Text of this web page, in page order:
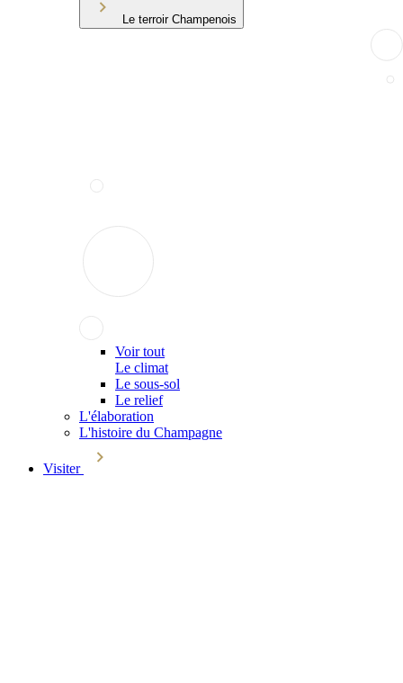
Le terroir Champenois
Voir tout
Le climat
Le sous-sol
Le relief
L'élaboration
L'histoire du Champagne
Visiter